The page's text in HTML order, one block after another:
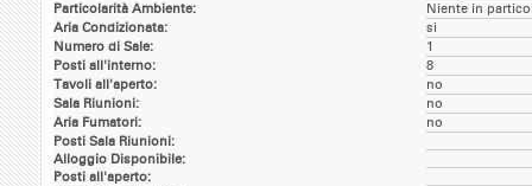
Particolarità Ambiente:
Niente in
Aria Condizionata:
si
Numero di Sale:
1
Posti all'interno:
8
Tavoli all'aperto:
no
Sala Riunioni:
no
Aria Fumatori:
no
Posti Sala Riunioni:
Alloggio Disponibile:
Posti all'aperto: